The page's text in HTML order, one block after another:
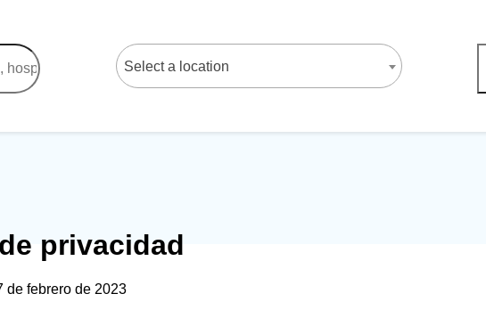
Select a location
privacidad
de febrero de 2023